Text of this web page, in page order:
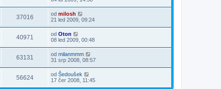
37016 od milosh
21 led 2009, 09:24
40971 od Oton
08 led 2009, 00:48
63131 od milanmmm
31 srp 2008, 08:57
56624 od Šedoušek
17 čer 2008, 11:45